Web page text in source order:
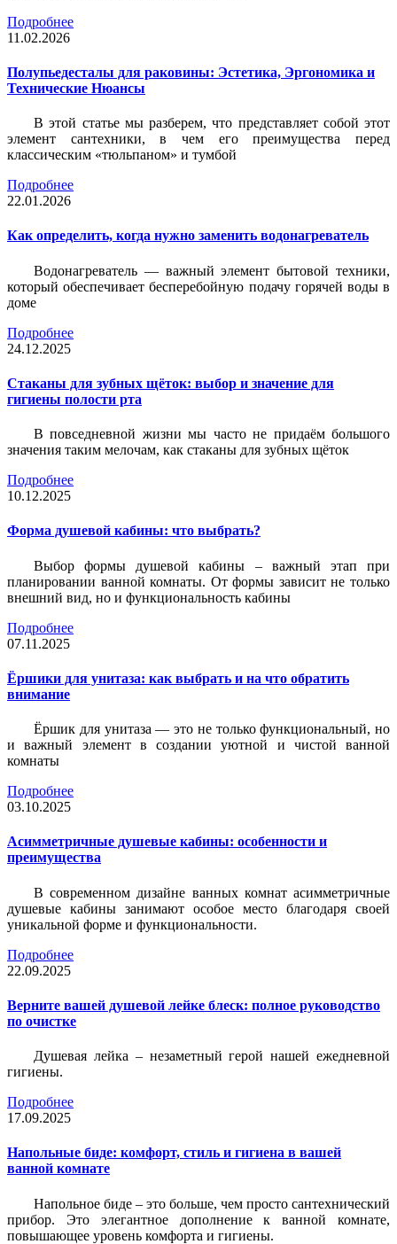
Подробнее
11.02.2026
Полупьедесталы для раковины: Эстетика, Эргономика и
Технические Нюансы
В этой статье мы разберем, что представляет собой этот
элемент сантехники, в чем его преимущества перед
классическим «тюльпаном» и тумбой
Подробнее
22.01.2026
Как определить, когда нужно заменить водонагреватель
Водонагреватель — важный элемент бытовой техники,
который обеспечивает бесперебойную подачу горячей воды в
доме
Подробнее
24.12.2025
Стаканы для зубных щёток: выбор и значение для
гигиены полости рта
В повседневной жизни мы часто не придаём большого
значения таким мелочам, как стаканы для зубных щёток
Подробнее
10.12.2025
Форма душевой кабины: что выбрать?
Выбор формы душевой кабины – важный этап при
планировании ванной комнаты. От формы зависит не только
внешний вид, но и функциональность кабины
Подробнее
07.11.2025
Ёршики для унитаза: как выбрать и на что обратить
внимание
Ёршик для унитаза — это не только функциональный, но
и важный элемент в создании уютной и чистой ванной
комнаты
Подробнее
03.10.2025
Асимметричные душевые кабины: особенности и
преимущества
В современном дизайне ванных комнат асимметричные
душевые кабины занимают особое место благодаря своей
уникальной форме и функциональности.
Подробнее
22.09.2025
Верните вашей душевой лейке блеск: полное руководство
по очистке
Душевая лейка – незаметный герой нашей ежедневной
гигиены.
Подробнее
17.09.2025
Напольные биде: комфорт, стиль и гигиена в вашей
ванной комнате
Напольное биде – это больше, чем просто сантехнический
прибор. Это элегантное дополнение к ванной комнате,
повышающее уровень комфорта и гигиены.